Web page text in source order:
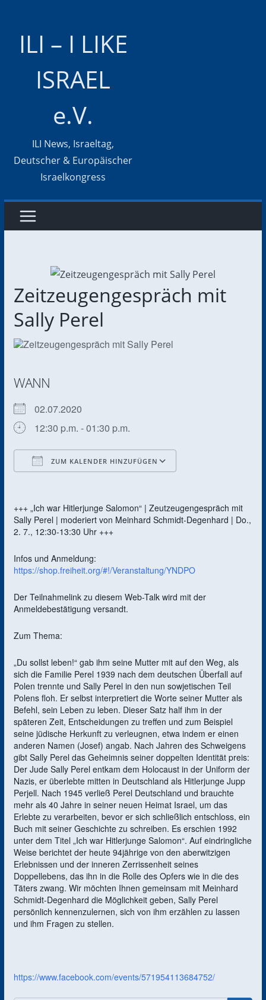
ILI – I LIKE
ISRAEL
e.V.
ILI News, Israeltag,
Deutscher & Europäischer
Israelkongress
Zeitzeugengespräch mit
Sally Perel
WANN
02.07.2020
12:30 p.m. - 01:30 p.m.
ZUM KALENDER HINZUFÜGEN
+++ „Ich war Hitlerjunge Salomon“ | Zeutzeugengespräch mit
Sally Perel | moderiert von Meinhard Schmidt-Degenhard | Do.,
2. 7., 12:30-13:30 Uhr +++
Infos und Anmeldung:
https://shop.freiheit.org/#!/Veranstaltung/YNDPO
Der Teilnahmelink zu diesem Web-Talk wird mit der
Anmeldebestätigung versandt.
Zum Thema:
„Du sollst leben!“ gab ihm seine Mutter mit auf den Weg, als
sich die Familie Perel 1939 nach dem deutschen Überfall auf
Polen trennte und Sally Perel in den nun sowjetischen Teil
Polens floh. Er selbst interpretiert die Worte seiner Mutter als
Befehl, sein Leben zu leben. Dieser Satz half ihm in der
späteren Zeit, Entscheidungen zu treffen und zum Beispiel
seine jüdische Herkunft zu verleugnen, etwa indem er einen
anderen Namen (Josef) angab. Nach Jahren des Schweigens
gibt Sally Perel das Geheimnis seiner doppelten Identität preis:
Der Jude Sally Perel entkam dem Holocaust in der Uniform der
Nazis, er überlebte mitten in Deutschland als Hitlerjunge Jupp
Perjell. Nach 1945 verließ Perel Deutschland und brauchte
mehr als 40 Jahre in seiner neuen Heimat Israel, um das
Erlebte zu verarbeiten, bevor er sich schließlich entschloss, ein
Buch mit seiner Geschichte zu schreiben. Es erschien 1992
unter dem Titel „Ich war Hitlerjunge Salomon“. Auf eindringliche
Weise berichtet der heute 94jährige von den aberwitzigen
Erlebnissen und der inneren Zerrissenheit seines
Doppellebens, das ihn in die Rolle des Opfers wie in die des
Täters zwang. Wir möchten Ihnen gemeinsam mit Meinhard
Schmidt-Degenhard die Möglichkeit geben, Sally Perel
persönlich kennenzulernen, sich von ihm erzählen zu lassen
und ihm Fragen zu stellen.
https://www.facebook.com/events/571954113684752/